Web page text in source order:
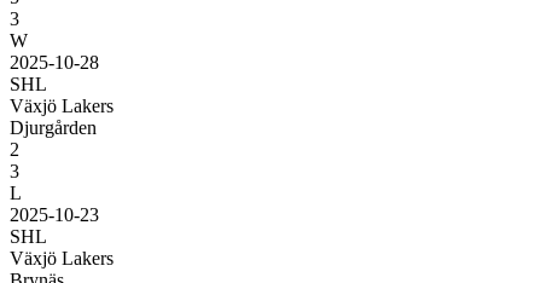
3
W
2025-10-28
SHL
Växjö Lakers
Djurgården
2
3
L
2025-10-23
SHL
Växjö Lakers